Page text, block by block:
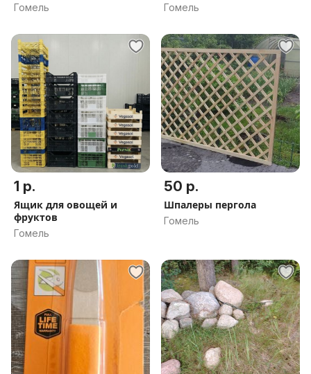
Гомель Гомель
1 р.
Ящик для овощей и
фруктов
Гомель
50 р.
Шпалеры пергола
Гомель